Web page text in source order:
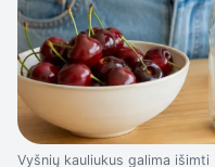
Vyšnių kauliukus galima